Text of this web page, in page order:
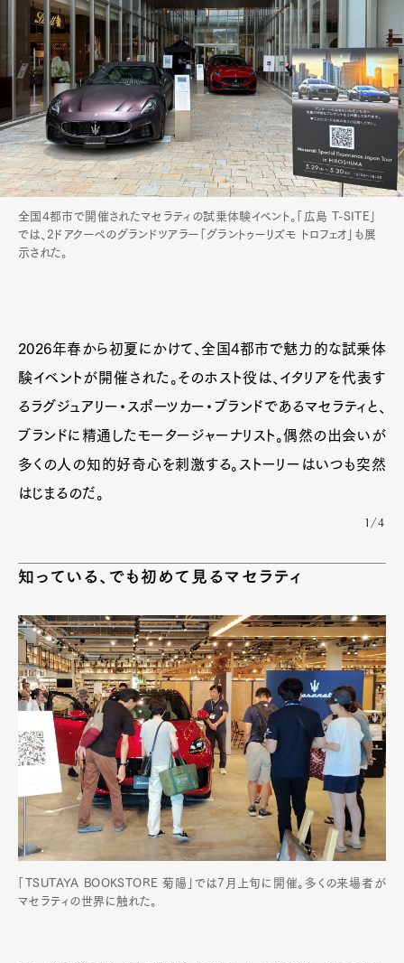
Art&DesignWatchFashion
GourmetCars
Pen Membership
Magazine
Contact
Pen Meet
全国4都市で開催されたマセラティの試乗体験イベント。「広島 T-SITE」
では、2ドアクーペのグランドツアラー「グラントゥーリズモ トロフェオ」も展
示された。
2026年春から初夏にかけて、全国4都市で魅力的な試乗体
験イベントが開催された。そのホスト役は、イタリアを代表す
るラグジュアリー・スポーツカー・ブランドであるマセラティと、
ブランドに精通したモータージャーナリスト。偶然の出会いが
多くの人の知的好奇心を刺激する。ストーリーはいつも突然
はじまるのだ。
1/4
知っている、でも初めて見るマセラティ
「TSUTAYA BOOKSTORE 菊陽」では7月上旬に開催。多くの来場者が
マセラティの世界に触れた。